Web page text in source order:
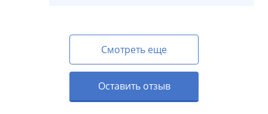
Смотреть еще
Оставить отзыв